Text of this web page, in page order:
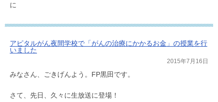
に
アピタルがん夜間学校で「がんの治療にかかるお金」の授業を行
いました
2015年7月16日
みなさん、ごきげんよう。FP黒田です。
さて、先日、久々に生放送に登場！